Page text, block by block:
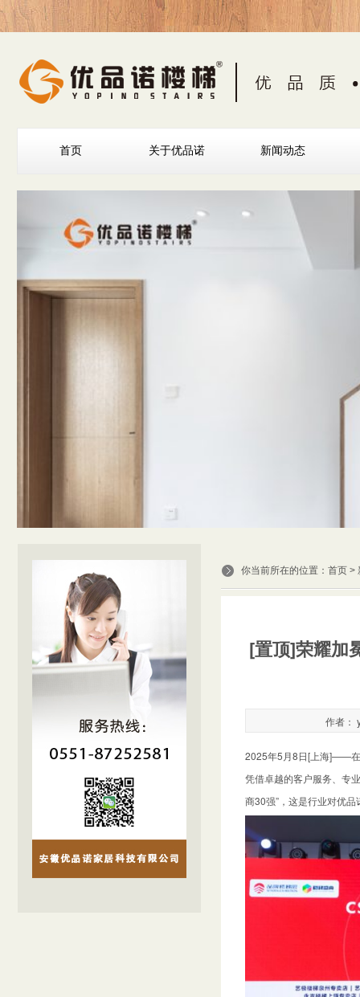
首页 关于优品诺 新闻动态
你当前所在的位置： 首页 >
[置顶]荣耀加
作者：
2025年5月8日[上海]——在
凭借卓越的客户服务、专
商30强”，这是行业对优